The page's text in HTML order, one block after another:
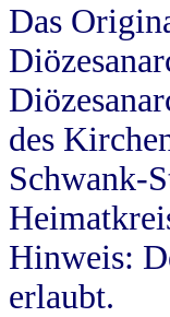
Das
des
Schwank-
Hinweis:
erlaubt.